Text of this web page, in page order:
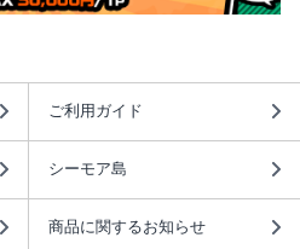
ご利用ガイド
シーモア島
商品に関するお知らせ